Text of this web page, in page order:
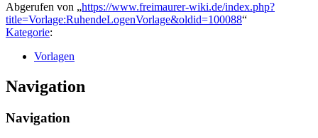
Abgerufen von „https://www.freimaurer-wiki.de/index.php?
title=Vorlage:RuhendeLogenVorlage&oldid=100088“
Kategorie:
Vorlagen
Navigation
Navigation